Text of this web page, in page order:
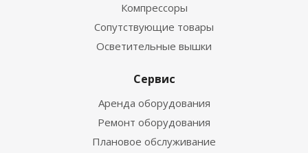
Компрессоры
Сопутствующие товары
Осветительные вышки
Сервис
Аренда оборудования
Ремонт оборудования
Плановое обслуживание